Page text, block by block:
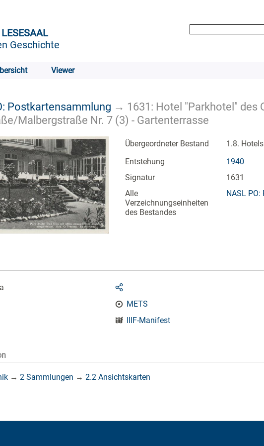
Geschichte
Viewer
Postkartensammlung → 1631: Hotel "Parkhotel" des
Malbergstraße Nr. 7 (3) - Gartenterrasse
Übergeordneter Bestand
1.8.
Entstehung
1940
Signatur
1631
Alle
Verzeichnungseinheiten
des Bestandes
NASL
METS
IIIF-Manifest
→ 2 Sammlungen → 2.2 Ansichtskarten